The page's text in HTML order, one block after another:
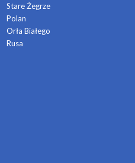
Stare Żegrze
Polan
Orła Białego
Rusa